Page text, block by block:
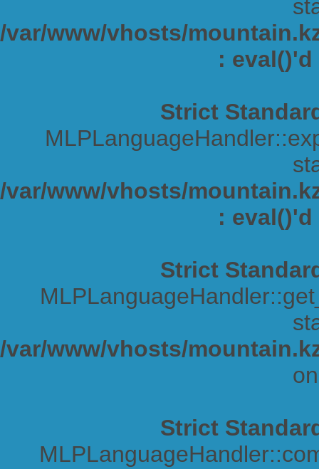
/var/www/vhosts/
:
Strict
/var/www/vhosts/
:
Strict
/var/www/vhosts/
Strict